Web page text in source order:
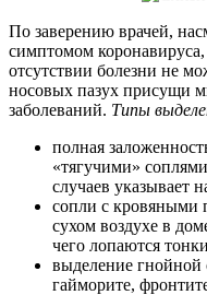
По заверению врачей,
симптомом коронавируса,
отсутствии болезни не
носовых пазух присущи
заболеваний. Типы
полная
«тягучими»
случаев указывает
сопли с кровяными
сухом воздухе в
чего лопаются
выделение гнойной
гайморите,